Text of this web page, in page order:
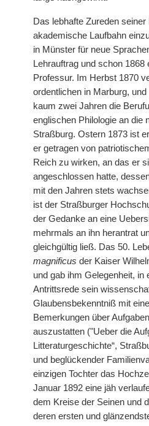
Das lebhafte Zureden
akademische Laufbahn
in Münster für neue
Lehrauftrag und schon
Professur. Im Herbst 1870
ordentlichen in Marburg,
kaum zwei Jahren die
englischen Philologie an die
Straßburg. Ostern 1873 ist
er getragen von
Reich zu wirken, an das er
angeschlossen hatte,
mit den Jahren stets
ist der Straßburger
der Gedanke an eine
mehrmals an ihn herantrat
gleichgültig ließ. Das 50.
magnificus der Kaiser
und gab ihm Gelegenheit, in
Antrittsrede sein
Glaubensbekenntniß mit
Bemerkungen über
auszustatten ("Ueber die
Litteraturgeschichte“,
und beglückender
einzigen Tochter das
Januar 1892 eine jäh
dem Kreise der Seinen und
deren ersten und